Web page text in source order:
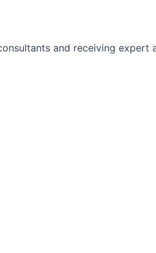
and receiving